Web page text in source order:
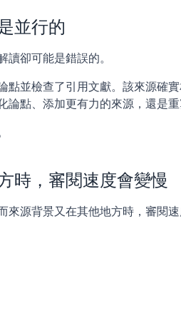
並行的
卻可能是錯誤的。
點並檢查了引用文獻。該來源確
點、添加更有力的來源，還是重
時，審閱速度會變慢
源背景又在其他地方時，審閱速